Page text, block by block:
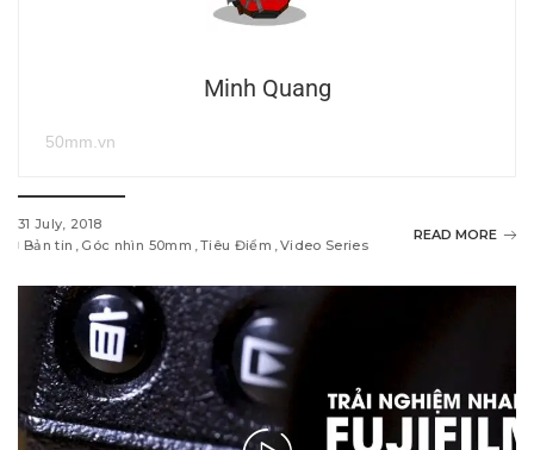
Minh Quang
50mm.vn
31 July, 2018
Bản tin
Góc nhìn 50mm Tiêu Điểm Video Series
READ MORE